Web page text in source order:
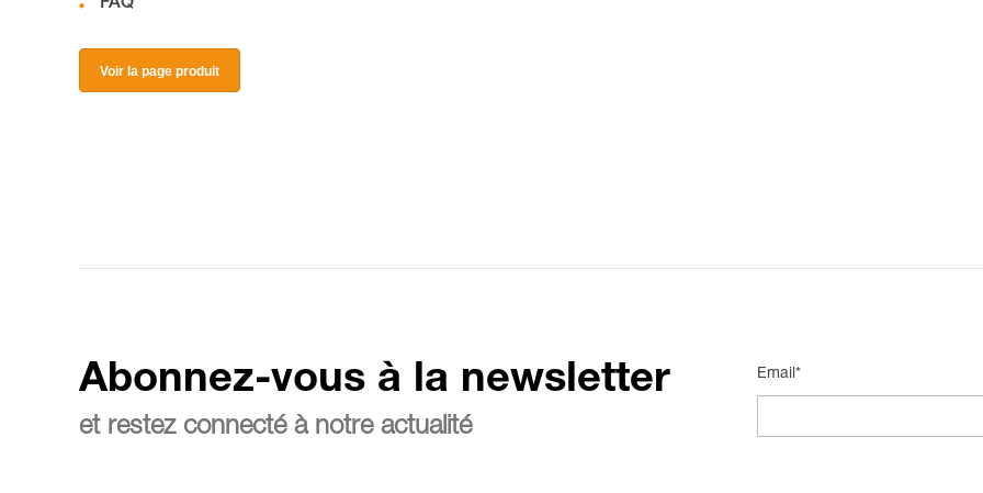
FAQ
Voir la page produit
Abonnez-vous à la newsletter
et restez connecté à notre actualité
Email*